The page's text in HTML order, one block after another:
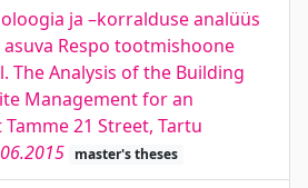
ja –korralduse analüüs
asuva Respo tootmishoone
The Analysis of the Building
Management for an
21 Street, Tartu
master's theses